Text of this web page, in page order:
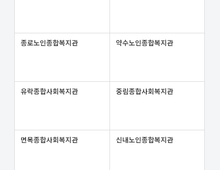
종로노인종합복지관 약수노인종합복지관
유락종합사회복지관 중림종합사회복지관
면목종합사회복지관 신내노인종합복지관